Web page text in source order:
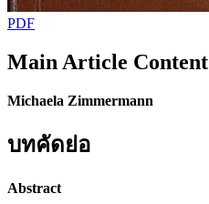
PDF
Main Article Content
Michaela Zimmermann
บทคัดย่อ
Abstract